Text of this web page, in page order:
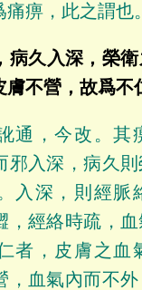
痹，此之謂也。
病久入深，榮
不營，故爲不
通，今改。其
邪入深，病久
入深，則經脈
，經絡時疏，
者，皮膚之血
，血氣內而不